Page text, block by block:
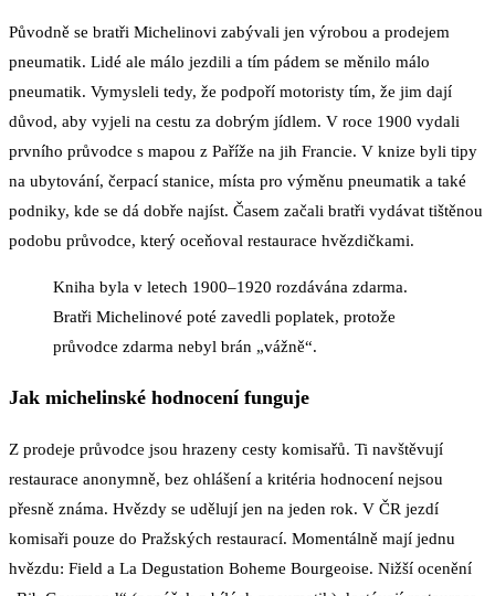
Původně se bratři Michelinovi zabývali jen výrobou a prodejem
pneumatik. Lidé ale málo jezdili a tím pádem se měnilo málo
pneumatik. Vymysleli tedy, že podpoří motoristy tím, že jim dají
důvod, aby vyjeli na cestu za dobrým jídlem. V roce 1900 vydali
prvního průvodce s mapou z Paříže na jih Francie. V knize byli tipy
na ubytování, čerpací stanice, místa pro výměnu pneumatik a také
podniky, kde se dá dobře najíst. Časem začali bratři vydávat tištěnou
podobu průvodce, který oceňoval restaurace hvězdičkami.
Kniha byla v letech 1900–1920 rozdávána zdarma.
Bratři Michelinové poté zavedli poplatek, protože
průvodce zdarma nebyl brán „vážně“.
Jak michelinské hodnocení funguje
Z prodeje průvodce jsou hrazeny cesty komisařů. Ti navštěvují
restaurace anonymně, bez ohlášení a kritéria hodnocení nejsou
přesně známa. Hvězdy se udělují jen na jeden rok. V ČR jezdí
komisaři pouze do Pražských restaurací. Momentálně mají jednu
hvězdu: Field a La Degustation Boheme Bourgeoise. Nižší ocenění